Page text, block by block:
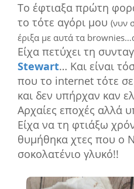
Το έφτιαξα πρώτη
το τότε αγόρι μου (νυν
έριξα με αυτά τα
Είχα πετύχει τη
Stewart… Και είναι
που το internet τότε
και δεν υπήρχαν καν
Αρχαίες εποχές αλλά
Είχα να τη φτιάξω
θυμήθηκα χτες που ο
σοκολατένιο γλυκό!!